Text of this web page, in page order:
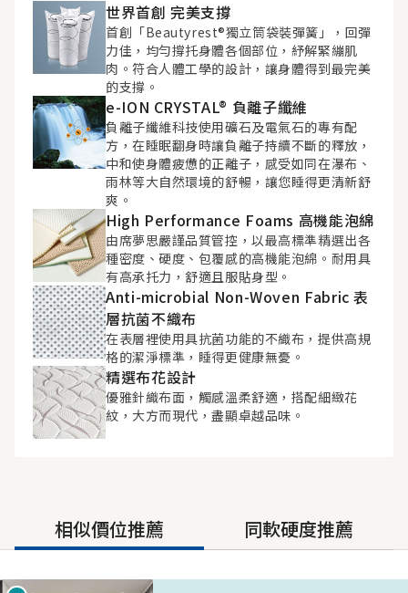
世界首創 完美支撐
首創「Beautyrest®獨立筒袋裝彈簧」，回彈
力佳，均勻撐托身體各個部位，紓解緊繃肌
肉。符合人體工學的設計，讓身體得到最完美
的支撐。
e-ION CRYSTAL® 負離子纖維
負離子纖維科技使用礦石及電氣石的專有配
方，在睡眠翻身時讓負離子持續不斷的釋放，
中和使身體疲憊的正離子，感受如同在瀑布、
雨林等大自然環境的舒暢，讓您睡得更清新舒
爽。
High Performance Foams 高機能泡綿
由席夢思嚴謹品質管控，以最高標準精選出各
種密度、硬度、包覆感的高機能泡綿。耐用具
有高承托力，舒適且服貼身型。
Anti-microbial Non-Woven Fabric 表
層抗菌不織布
在表層裡使用具抗菌功能的不織布，提供高規
格的潔淨標準，睡得更健康無憂。
精選布花設計
優雅針織布面，觸感溫柔舒適，搭配細緻花
紋，大方而現代，盡顯卓越品味。
相似價位推薦 同軟硬度推薦